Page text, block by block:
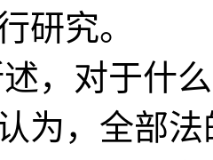
研究。
对于什么
为，全部